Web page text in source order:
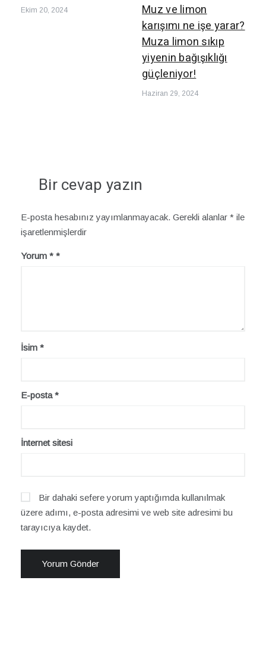
Ekim 20, 2024
Muz ve limon
karışımı ne işe yarar?
Muza limon sıkıp
yiyenin bağışıklığı
güçleniyor!
Haziran 29, 2024
Bir cevap yazın
E-posta hesabınız yayımlanmayacak. Gerekli alanlar * ile
işaretlenmişlerdir
Yorum *
İsim *
E-posta*
İnternet sitesi
Bir dahaki sefere yorum yaptığımda kullanılmak
üzere adımı, e-posta adresimi ve web site adresimi bu
tarayıcıya kaydet.